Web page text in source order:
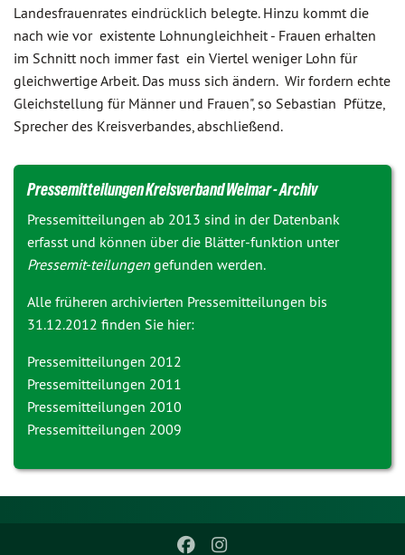
Landesfrauenrates eindrücklich belegte. Hinzu kommt die
nach wie vor existente Lohnungleichheit - Frauen erhalten
im Schnitt noch immer fast ein Viertel weniger Lohn für
gleichwertige Arbeit. Das muss sich ändern. Wir fordern echte
Gleichstellung für Männer und Frauen", so Sebastian Pfütze,
Sprecher des Kreisverbandes, abschließend.
Pressemitteilungen Kreisverband Weimar - Archiv
Pressemitteilungen ab 2013 sind in der Datenbank
erfasst und können über die Blätter-funktion unter
Pressemit-teilungen gefunden werden.
Alle früheren archivierten Pressemitteilungen bis
31.12.2012 finden Sie hier:
Pressemitteilungen 2012
Pressemitteilungen 2011
Pressemitteilungen 2010
Pressemitteilungen 2009